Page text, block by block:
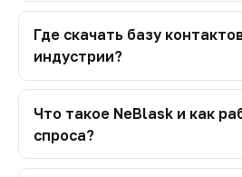
Где скачать базу
индустрии?
Что такое NeBlask и как
спроса?